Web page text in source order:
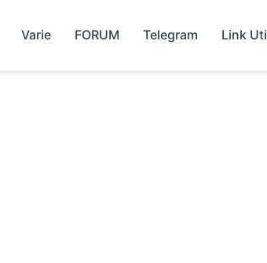
Varie FORUM Telegram Link